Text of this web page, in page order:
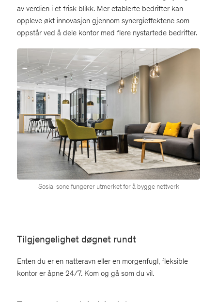
av verdien i et frisk blikk. Mer etablerte bedrifter kan
oppleve økt innovasjon gjennom synergieffektene som
oppstår ved å dele kontor med flere nystartede bedrifter.
Sosial sone fungerer utmerket for å bygge nettverk
Tilgjengelighet døgnet rundt
Enten du er en natteravn eller en morgenfugl, fleksible
kontor er åpne 24/7. Kom og gå som du vil.